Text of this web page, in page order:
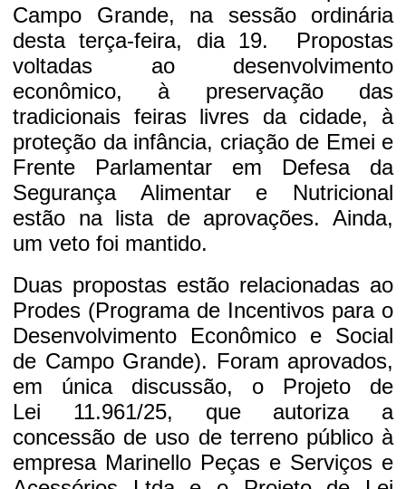
Campo Grande, na sessão ordinária
desta terça-feira, dia 19. Propostas
voltadas ao desenvolvimento
econômico, à preservação das
tradicionais feiras livres da cidade, à
proteção da infância, criação de Emei e
Frente Parlamentar em Defesa da
Segurança Alimentar e Nutricional
estão na lista de aprovações. Ainda,
um veto foi mantido.
Duas propostas estão relacionadas ao
Prodes (Programa de Incentivos para o
Desenvolvimento Econômico e Social
de Campo Grande). Foram aprovados,
em única discussão, o Projeto de
Lei 11.961/25, que autoriza a
concessão de uso de terreno público à
empresa Marinello Peças e Serviços e